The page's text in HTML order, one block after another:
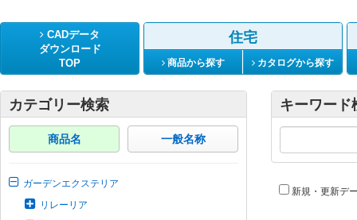
CADデータ
ダウンロード
TOP
住宅
商品から探す カタログから探す
カテゴリー検索
商品名 一般名称
ガーデンエクステリア
リレーリア
キーワード
新規・更新デ